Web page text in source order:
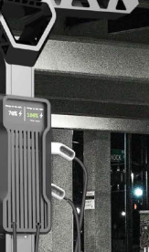
常見問題